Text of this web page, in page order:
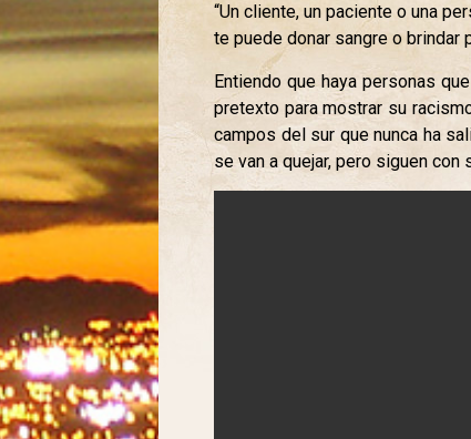
“Un cliente, un paciente o una
te puede donar sangre o
Entiendo que haya personas
pretexto para mostrar su
campos del sur que nunca ha
se van a quejar, pero siguen